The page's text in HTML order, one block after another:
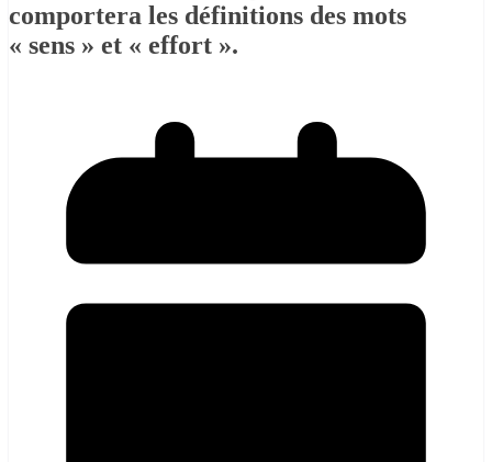
comportera les définitions des mots
« sens » et « effort ».